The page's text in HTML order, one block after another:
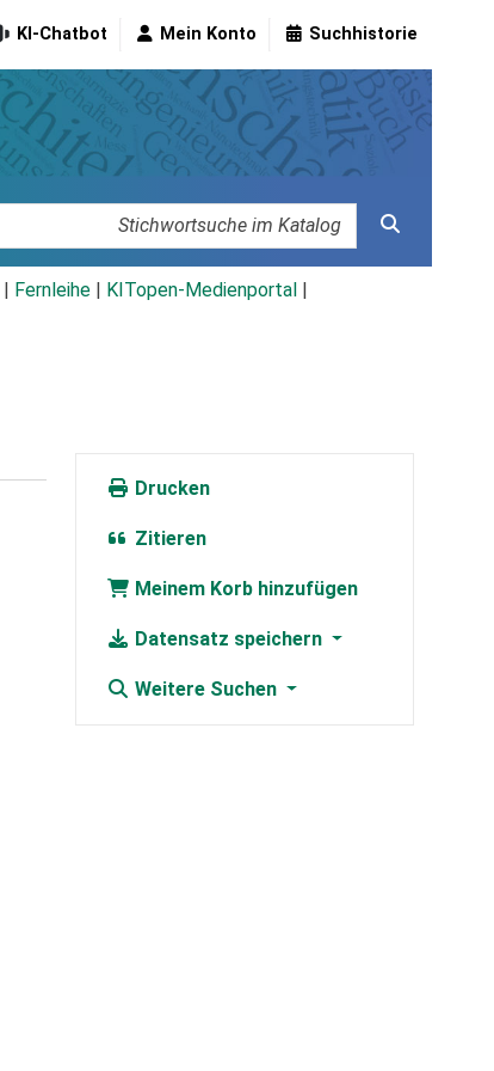
KI-Chatbot Mein Konto Suchhistorie
Fernleihe KITopen-Medienportal
Drucken
Zitieren
Meinem Korb hinzufügen
Datensatz speichern
Weitere Suchen